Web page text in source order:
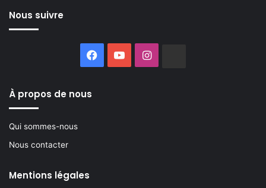
Nous suivre
Facebook
YouTubeInstagram
À propos de nous
Qui sommes-nous
Nous contacter
Mentions légales